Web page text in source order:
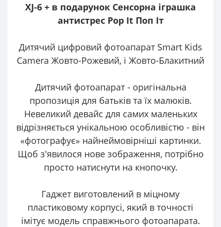
XJ-6 + в подарунок Сенсорна іграшка
антистрес Pop It Поп Іт
Дитячий цифровий фотоапарат Smart Kids
Camera Жовто-Рожевий, і Жовто-Блакитний
Дитячий фотоапарат - оригінальна
пропозиція для батьків та їх малюків.
Невеликий девайс для самих маленьких
відрізняється унікальною особливістю - він
«фотографує» найнеймовірніші картинки.
Щоб з'явилося нове зображення, потрібно
просто натиснути на кнопочку.
Гаджет виготовлений в міцному
пластиковому корпусі, який в точності
імітує модель справжнього фотоапарата.